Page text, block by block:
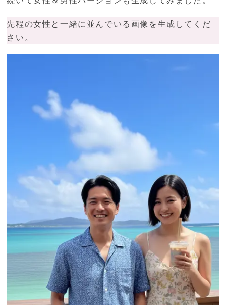
先程の女性と一緒に並んでいる画像を生成してくだ
さい。